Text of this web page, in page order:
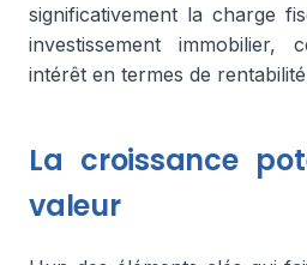
significativement la charge
investissement
intérêt en termes de
La croissance
valeur